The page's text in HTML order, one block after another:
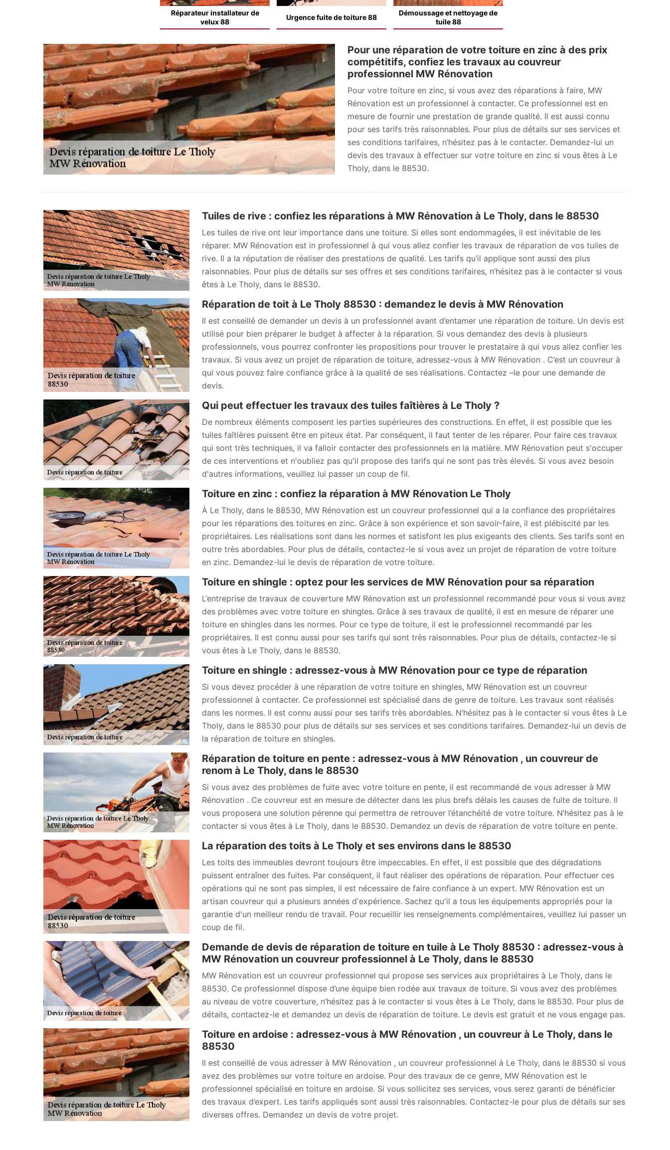
Réparateur installateur de
velux 88
Urgence fuite de toiture 88
Démoussage et nettoyage de
tuile 88
Pour une réparation de votre toiture en zinc à des prix
compétitifs, confiez les travaux au couvreur
professionnel MW Rénovation
Pour votre toiture en zinc, si vous avez des réparations à faire, MW
Rénovation est un professionnel à contacter. Ce professionnel est en
mesure de fournir une prestation de grande qualité. Il est aussi connu
pour ses tarifs très raisonnables. Pour plus de détails sur ses services et
ses conditions tarifaires, n’hésitez pas à le contacter. Demandez-lui un
devis des travaux à effectuer sur votre toiture en zinc si vous êtes à Le
Tholy, dans le 88530.
Tuiles de rive : confiez les réparations à MW Rénovation à Le Tholy, dans le 88530
Les tuiles de rive ont leur importance dans une toiture. Si elles sont endommagées, il est inévitable de les
réparer. MW Rénovation est in professionnel à qui vous allez confier les travaux de réparation de vos tuiles de
rive. Il a la réputation de réaliser des prestations de qualité. Les tarifs qu’il applique sont aussi des plus
raisonnables. Pour plus de détails sur ses offres et ses conditions tarifaires, n’hésitez pas à le contacter si vous
êtes à Le Tholy, dans le 88530.
Réparation de toit à Le Tholy 88530 : demandez le devis à MW Rénovation
Il est conseillé de demander un devis à un professionnel avant d’entamer une réparation de toiture. Un devis est
utilisé pour bien préparer le budget à affecter à la réparation. Si vous demandez des devis à plusieurs
professionnels, vous pourrez confronter les propositions pour trouver le prestataire à qui vous allez confier les
travaux. Si vous avez un projet de réparation de toiture, adressez-vous à MW Rénovation . C’est un couvreur à
qui vous pouvez faire confiance grâce à la qualité de ses réalisations. Contactez –le pour une demande de
devis.
Qui peut effectuer les travaux des tuiles faîtières à Le Tholy ?
De nombreux éléments composent les parties supérieures des constructions. En effet, il est possible que les
tuiles faîtières puissent être en piteux état. Par conséquent, il faut tenter de les réparer. Pour faire ces travaux
qui sont très techniques, il va falloir contacter des professionnels en la matière. MW Rénovation peut s'occuper
de ces interventions et n'oubliez pas qu'il propose des tarifs qui ne sont pas très élevés. Si vous avez besoin
d'autres informations, veuillez lui passer un coup de fil.
Toiture en zinc : confiez la réparation à MW Rénovation Le Tholy
À Le Tholy, dans le 88530, MW Rénovation est un couvreur professionnel qui a la confiance des propriétaires
pour les réparations des toitures en zinc. Grâce à son expérience et son savoir-faire, il est plébiscité par les
propriétaires. Les réalisations sont dans les normes et satisfont les plus exigeants des clients. Ses tarifs sont en
outre très abordables. Pour plus de détails, contactez-le si vous avez un projet de réparation de votre toiture
en zinc. Demandez-lui le devis de réparation de votre toiture.
Toiture en shingle : optez pour les services de MW Rénovation pour sa réparation
L’entreprise de travaux de couverture MW Rénovation est un professionnel recommandé pour vous si vous avez
des problèmes avec votre toiture en shingles. Grâce à ses travaux de qualité, il est en mesure de réparer une
toiture en shingles dans les normes. Pour ce type de toiture, il est le professionnel recommandé par les
propriétaires. Il est connu aussi pour ses tarifs qui sont très raisonnables. Pour plus de détails, contactez-le si
vous êtes à Le Tholy, dans le 88530.
Toiture en shingle : adressez-vous à MW Rénovation pour ce type de réparation
Si vous devez procéder à une réparation de votre toiture en shingles, MW Rénovation est un couvreur
professionnel à contacter. Ce professionnel est spécialisé dans de genre de toiture. Les travaux sont réalisés
dans les normes. Il est connu aussi pour ses tarifs très abordables. N’hésitez pas à le contacter si vous êtes à Le
Tholy, dans le 88530 pour plus de détails sur ses services et ses conditions tarifaires. Demandez-lui un devis de
la réparation de toiture en shingles.
Réparation de toiture en pente : adressez-vous à MW Rénovation , un couvreur de
renom à Le Tholy, dans le 88530
Si vous avez des problèmes de fuite avec votre toiture en pente, il est recommandé de vous adresser à MW
Rénovation . Ce couvreur est en mesure de détecter dans les plus brefs délais les causes de fuite de toiture. Il
vous proposera une solution pérenne qui permettra de retrouver l’étanchéité de votre toiture. N’hésitez pas à le
contacter si vous êtes à Le Tholy, dans le 88530. Demandez un devis de réparation de votre toiture en pente.
La réparation des toits à Le Tholy et ses environs dans le 88530
Les toits des immeubles devront toujours être impeccables. En effet, il est possible que des dégradations
puissent entraîner des fuites. Par conséquent, il faut réaliser des opérations de réparation. Pour effectuer ces
opérations qui ne sont pas simples, il est nécessaire de faire confiance à un expert. MW Rénovation est un
artisan couvreur qui a plusieurs années d'expérience. Sachez qu'il a tous les équipements appropriés pour la
garantie d'un meilleur rendu de travail. Pour recueillir les renseignements complémentaires, veuillez lui passer un
coup de fil.
Demande de devis de réparation de toiture en tuile à Le Tholy 88530 : adressez-vous à
MW Rénovation un couvreur professionnel à Le Tholy, dans le 88530
MW Rénovation est un couvreur professionnel qui propose ses services aux propriétaires à Le Tholy, dans le
88530. Ce professionnel dispose d’une équipe bien rodée aux travaux de toiture. Si vous avez des problèmes
au niveau de votre couverture, n’hésitez pas à le contacter si vous êtes à Le Tholy, dans le 88530. Pour plus de
détails, contactez-le et demandez un devis de réparation de toiture. Le devis est gratuit et ne vous engage pas.
Toiture en ardoise : adressez-vous à MW Rénovation , un couvreur à Le Tholy, dans le
88530
Il est conseillé de vous adresser à MW Rénovation , un couvreur professionnel à Le Tholy, dans le 88530 si vous
avez des problèmes sur votre toiture en ardoise. Pour des travaux de ce genre, MW Rénovation est le
professionnel spécialisé en toiture en ardoise. Si vous sollicitez ses services, vous serez garanti de bénéficier
des travaux d’expert. Les tarifs appliqués sont aussi très raisonnables. Contactez-le pour plus de détails sur ses
diverses offres. Demandez un devis de votre projet.